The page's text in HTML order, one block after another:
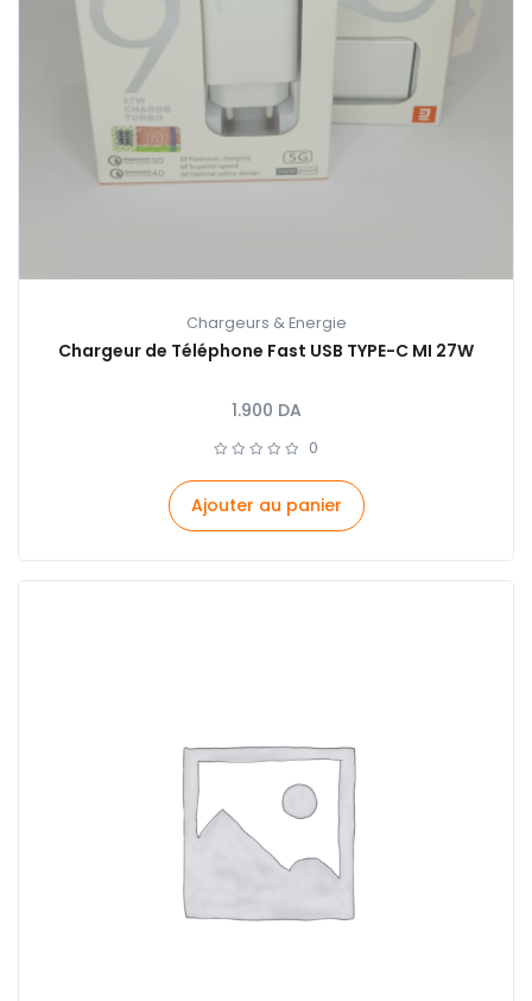
Chargeurs & Energie
Chargeur de Téléphone Fast USB TYPE-C MI 27W
1.900 DA
0
Ajouter au panier